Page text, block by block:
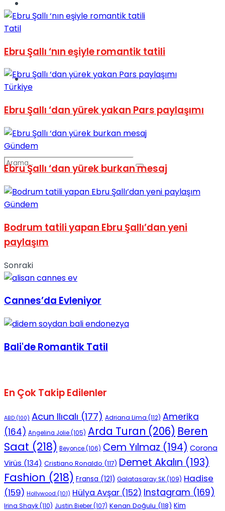
Podcast
No Result
Tatil
Ebru Şallı ‘nın eşiyle romantik tatili
Türkiye
Ebru Şallı ‘dan yürek yakan Pars paylaşımı
Gündem
Ebru Şallı ‘dan yürek burkan mesaj
Gündem
Bodrum tatili yapan Ebru Şallı’dan yeni
paylaşım
Sonraki
Cannes’da Evleniyor
Bali'de Romantik Tatil
En Çok Takip Edilenler
ABD (100) Acun Ilıcalı (177) Adriana Lima (112) Amerika
(164) Angelina Jolie(105) Arda Turan (206) Beren
Saat (218) Beyonce(106) Cem Yılmaz (194) Corona
Virüs (134) Cristiano Ronaldo (117) Demet Akalın (193)
Fashion (218) Fransa (121) Galatasaray SK(109) Hadise
(159) Hollywood (101) Hülya Avşar (152) Instagram (169)
Irina Shayk(110) Justin Bieber(107) Kenan Doğulu (118) Kim